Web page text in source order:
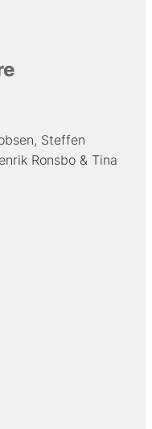
Steffen
Ronsbo
Tina